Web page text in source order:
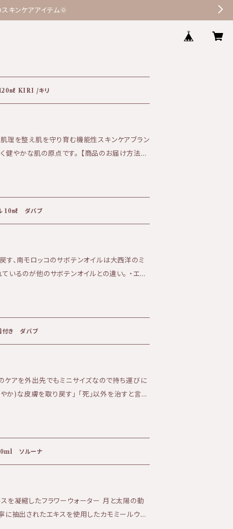
キンケアアイテム🌞
120㎖ KIRI /キリ
理を整え肌を守り育む機能性スキンケアブラン
の原点です。 【商品のお届け方法に
として選択ください。 ※3本まではゆうパケット
10㎖ ダバブ
す、南モロッコのサボテンオイルは大西洋のミ
いるのが他のサボテンオイルとの違い。 ・エイ
付き ダバブ
ケアを外出先でもミニサイズなので持ち運びに
か)な皮膚を取り戻す」 「死」以外を治すと言わ
かに。 ■高温多湿を避けた場所
シアバター・アル
ソルーナ
を凝縮したフラワーウォーター 月と太陽の動
に抽出されたエキスを使用したカモミールウォ